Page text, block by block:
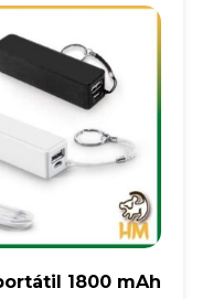
1800 mAh